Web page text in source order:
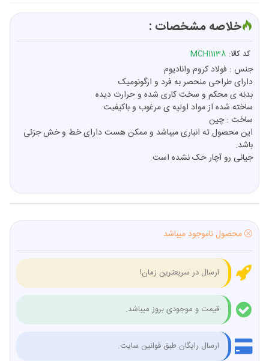
خلاصه مشخصات :
کد کالا: MCH11138
جنس : فولاد کروم وانادیوم
دارای طراحی منحصر به فرد و ارگونومیک
بدنه ی محکم و سخت کاری شده و حرارت دیده
ساخته شده از مواد اولیه ی مرغوب و باکیفیت
ساخت : چین
این محصول ته انباری میباشد و ممکن هست دارای خط و خش جزئی
باشد.
جیانی رو آچار حک نشده است.
محصول ناموجود میباشد
ارسال در سریعترین زمان!
قیمت و موجودی بروز میباشد.
ارسال رایگان طبق قوانین سایت.